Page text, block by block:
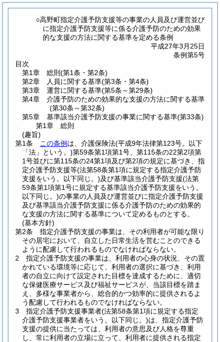
○高野町指定介護予防支援等の事業の人員及び運営並び
に指定介護予防支援等に係る介護予防のための効果
的な支援の方法に関する基準を定める条例
平成27年3月25日
条例第5号
目次
第1章
総則 (第1条・第2条)
第2章
人員に関する基準(第3条・第4条)
第3章
運営に関する基準(第5条～第29条)
第4章
介護予防のための効果的な支援の方法に関する基準
(第30条～第32条)
第5章
基準該当介護予防支援の事業に関する基準(第33条)
第1章
総則
(趣旨)
第1条
この条例 は、介護保険法(平成9年法律第123号。以下
「法」という。)第59条第1項第1号、第115条の22第2項第
1号並びに第115条の24第1項及び第2項の規定に基づき、指
定介護予防支援等(法第58条第1項に規定する指定介護予防
支援をいう。以下同じ。)及び基準該当介護予防支援(法第
59条第1項第1号に規定する基準該当介護予防支援をいう。
以下同じ。)の事業の人員及び運営並びに指定介護予防支援
及び基準該当介護予防支援に係る介護予防のための効果的
な支援の方法に関する基準について定めるものとする。
(基本方針)
第2条
指定介護予防支援の事業は、その利用者が可能な限り
その居宅において、自立した日常生活を営むことのできる
ように配慮して行われるものでなければならない。
2
指定介護予防支援の事業は、利用者の心身の状況、その置
かれている環境等に応じて、利用者の選択に基づき、利用
者の自立に向けて設定された目標を達成するために、適切
な保健医療サービス及び福祉サービスが、当該目標を踏ま
え、多様な事業者から、総合的かつ効率的に提供されるよ
う配慮して行われるものでなければならない。
3
指定介護予防支援事業者(法第58条第1項に規定する指定
介護予防支援事業者をいう。以下同じ。)は、指定介護予防
支援の提供に当たっては、利用者の意思及び人格を尊重
し、常に利用者の立場に立って、利用者に提供される指定